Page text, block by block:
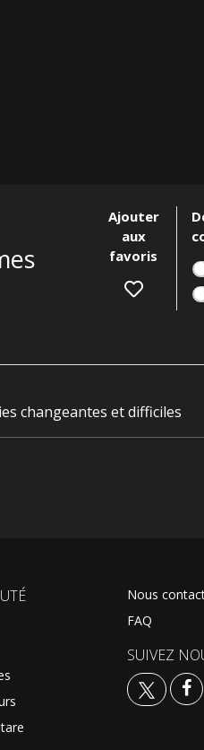
Ajouter
aux
favoris
changeantes et difficiles
Nous
FAQ
SUIVEZ